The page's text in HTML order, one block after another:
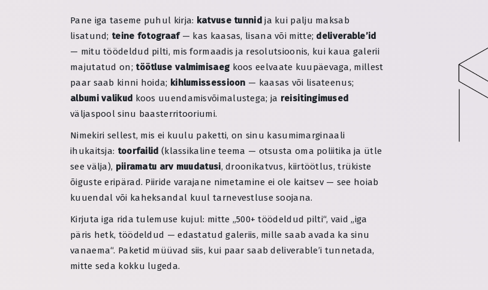
Pane iga taseme puhul kirja: katvuse tunnidja kui palju maksab
lisatund; teine fotograaf— kas kaasas, lisana või mitte; deliverable’id
— mitu töödeldud pilti, mis formaadis ja resolutsioonis, kui kaua galerii
majutatud on; töötluse valmimisaeg koos eelvaate kuupäevaga, millest
paar saab kinni hoida; kihlumissessioon — kaasas või lisateenus;
albumi valikud koos uuendamisvõimalustega; ja reisitingimused
väljaspool sinu baasterritooriumi.
Nimekiri sellest, mis ei kuulu paketti, on sinu kasumimarginaali
ihukaitsja: toorfailid (klassikaline teema — otsusta oma poliitika ja ütle
see välja), piiramatu arv muudatusi, droonikatvus, kiirtöötlus, trükiste
õiguste eripärad. Piiride varajane nimetamine ei ole kaitsev — see hoiab
kuuendal või kaheksandal kuul tarnevestluse soojana.
Kirjuta iga rida tulemuse kujul: mitte „500+ töödeldud pilti“, vaid „iga
päris hetk, töödeldud — edastatud galeriis, mille saab avada ka sinu
vanaema“. Paketid müüvad siis, kui paar saab deliverable’i tunnetada,
mitte seda kokku lugeda.